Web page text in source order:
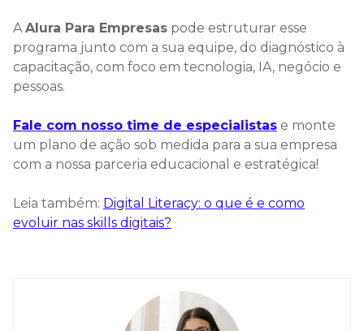
AAlura Para Empresas pode estruturar esse
programa junto com a sua equipe, do diagnóstico à
capacitação, com foco em tecnologia, IA, negócio e
pessoas.
Fale com nosso time de especialistas e monte
um plano de ação sob medida para a sua empresa
com a nossa parceria educacional e estratégica!
Leia também: Digital Literacy: o que é e como
evoluir nas skills digitais?